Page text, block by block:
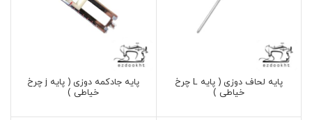
پایه لحاف دوزی ( پایه L چرخ
خیاطی )
پایه جادکمه دوزی ( پایه j چرخ
خیاطی )